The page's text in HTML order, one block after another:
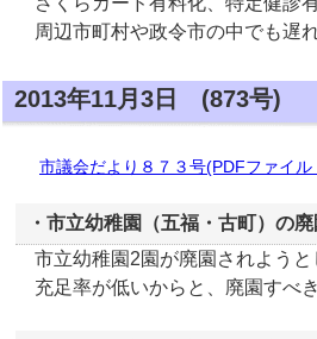
周辺市町村や政令市の中でも遅
2013年11月3日 (873号)
市議会だより８７３号(PDFファイル
・市立幼稚園（五福・古町）の廃
市立幼稚園2園が廃園されようと
充足率が低いからと、廃園すべ